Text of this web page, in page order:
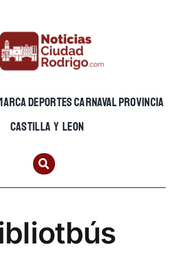
DEPORTESCARNAVALPROVINCIA
CASTILLA Y LEON